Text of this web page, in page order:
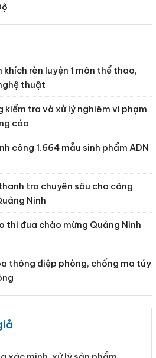
khích rèn luyện 1 môn thể thao,
thuật
kiểm tra và xử lý nghiêm vi phạm
cáo
công 1.664 mẫu sinh phẩm ADN
tra chuyên sâu cho công
Ninh
thi đua chào mừng Quảng Ninh
thông điệp phòng, chống ma túy